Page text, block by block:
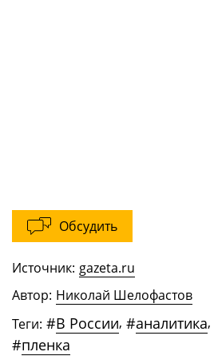
Обсудить
Источник: gazeta.ru
Автор: Николай Шелофастов
Теги: #В России, #аналитика,
#пленка